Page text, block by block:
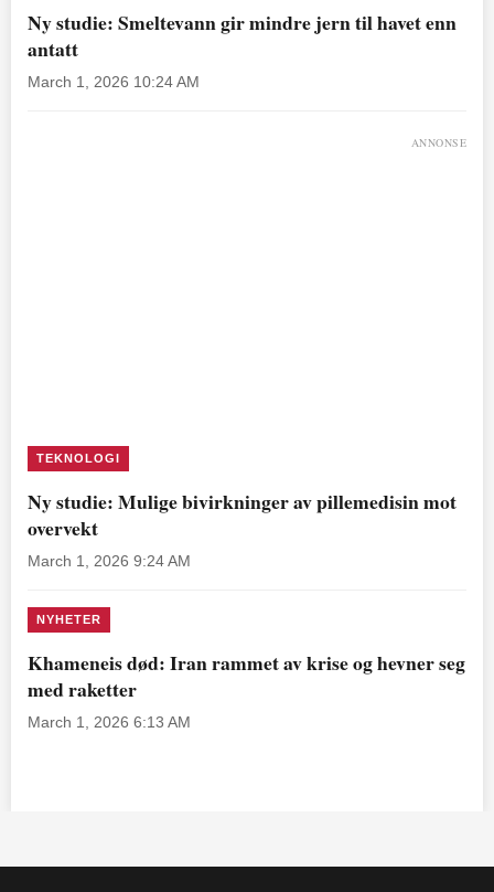
Ny studie: Smeltevann gir mindre jern til havet enn
antatt
March 1, 2026 10:24 AM
ANNONSE
TEKNOLOGI
Ny studie: Mulige bivirkninger av pillemedisin mot
overvekt
March 1, 2026 9:24 AM
NYHETER
Khameneis død: Iran rammet av krise og hevner seg
med raketter
March 1, 2026 6:13 AM